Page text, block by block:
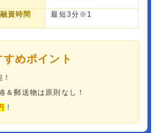
融資時間 最短3分※1
すめポイント
＆郵送物は原則なし！
！